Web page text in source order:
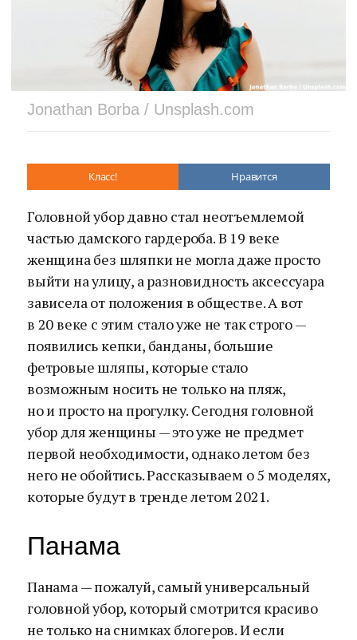
Jonathan Borba / Unsplash.com
Класс! Нравится
Головной убор давно стал неотъемлемой
частью дамского гардероба. В 19 веке
женщина без шляпки не могла даже просто
выйти на улицу, а разновидность аксессуара
зависела от положения в обществе. А вот
в 20 веке с этим стало уже не так строго —
появились кепки, банданы, большие
фетровые шляпы, которые стало
возможным носить не только на пляж,
но и просто на прогулку. Сегодня головной
убор для женщины — это уже не предмет
первой необходимости, однако летом без
него не обойтись. Рассказываем о 5 моделях,
которые будут в тренде летом 2021.
Панама
Панама — пожалуй, самый универсальный
головной убор, который смотрится красиво
не только на снимках блогеров. И если